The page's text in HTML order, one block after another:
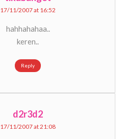
17/11/2007 at 16:52
hahhahahaa..
keren..
Reply
d2r3d2
17/11/2007 at 21:08